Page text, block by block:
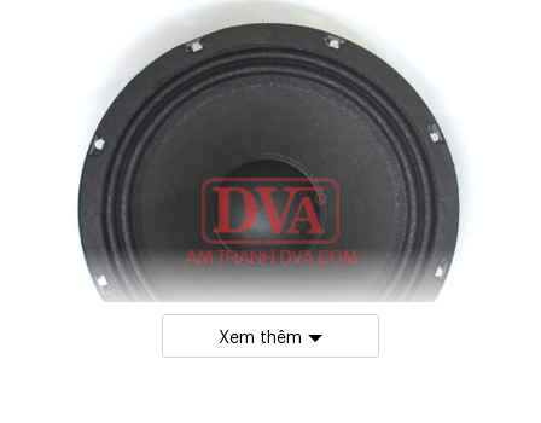
Xem thêm